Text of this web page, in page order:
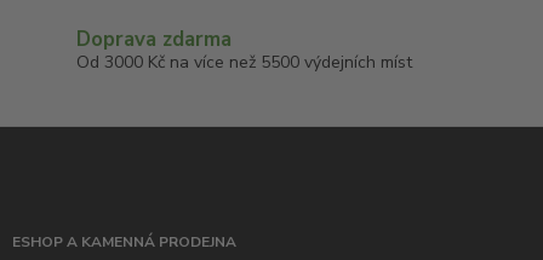
Doprava zdarma
Od 3000 Kč na více než 5500 výdejních míst
ESHOP A KAMENNÁ PRODEJNA